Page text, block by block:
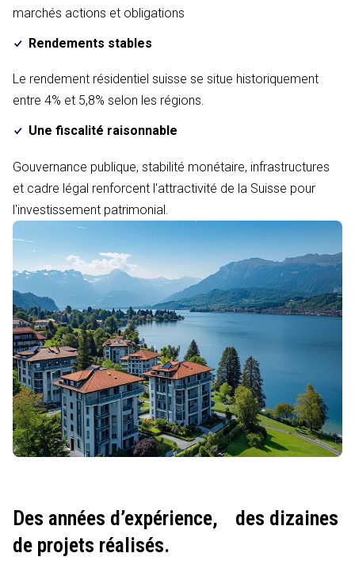
marchés actions et obligations
Rendements stables
Le rendement résidentiel suisse se situe historiquement
entre 4% et 5,8% selon les régions.
Une fiscalité raisonnable
Gouvernance publique, stabilité monétaire, infrastructures
et cadre légal renforcent l'attractivité de la Suisse pour
l'investissement patrimonial.
Des années d’expérience,
des dizaines
de projets réalisés.